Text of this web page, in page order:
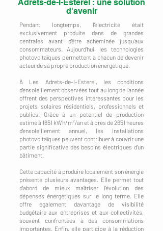
Adrets-de-l-Esterel : une solution
d'avenir
Pendant longtemps, l'électricité était
exclusivement produite dans de grandes
centrales avant d'être acheminée jusqu'aux
consommateurs. Aujourd'hui, les technologies
photovoltaïques permettent à chacun de devenir
acteur de sa propre production énergétique.
À Les Adrets-de-l-Esterel, les conditions
d'ensoleillement observées tout au long de l'année
offrent des perspectives intéressantes pour les
projets solaires résidentiels, professionnels et
publics. Grâce à un potentiel de production
estimé à 1651 kWh/m²/an et à près de 2651 heures
d'ensoleillement annuel, les installations
photovoltaïques peuvent contribuer à couvrir une
partie significative des besoins électriques d'un
bâtiment.
Cette capacité à produire localement son énergie
présente plusieurs avantages. Elle permet tout
d'abord de mieux maîtriser l'évolution des
dépenses énergétiques sur le long terme. Elle
offre également davantage de visibilité
budgétaire aux entreprises et aux collectivités,
souvent confrontées à des consommations
importantes. Enfin, elle participe à la réduction